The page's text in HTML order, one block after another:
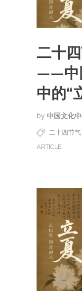
二十
——中
中的“
by 中国文化
二十四节
ARTICLE